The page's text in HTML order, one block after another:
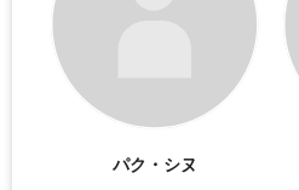
パク・シヌ